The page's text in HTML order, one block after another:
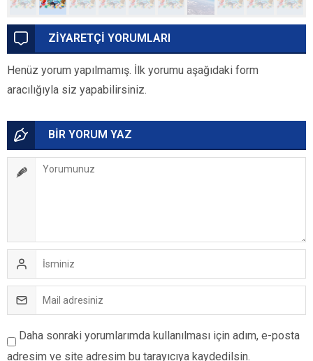
ZİYARETÇİ YORUMLARI
Henüz yorum yapılmamış. İlk yorumu aşağıdaki form
aracılığıyla siz yapabilirsiniz.
BİR YORUM YAZ
Daha sonraki yorumlarımda kullanılması için adım, e-posta
adresim ve site adresim bu tarayıcıya kaydedilsin.